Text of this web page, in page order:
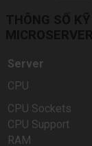
Server
CPU
CPU Sockets
CPU Support
RAM